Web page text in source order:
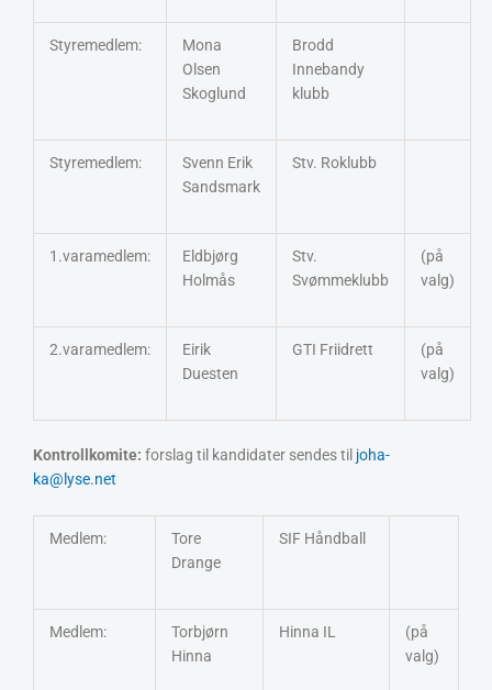
Styremedlem:
Mona
Olsen
Skoglund
Brodd
Innebandy
klubb
Styremedlem:
Svenn Erik
Sandsmark
Stv. Roklubb
1.varamedlem:
Eldbjørg
Holmås
Stv.
Svømmeklubb
(på
valg)
2.varamedlem:
Eirik
Duesten
GTI Friidrett
(på
valg)
Kontrollkomite: forslag til kandidater sendes til joha-
ka@lyse.net
Medlem:
Tore
Drange
SIF Håndball
Medlem:
Torbjørn
Hinna
Hinna IL
(på
valg)